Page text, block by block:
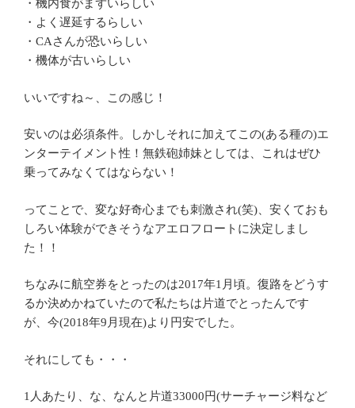
・機内食がまずいらしい
・よく遅延するらしい
・CAさんが恐いらしい
・機体が古いらしい
いいですね～、この感じ！
安いのは必須条件。しかしそれに加えてこの(ある種の)エ
ンターテイメント性！無鉄砲姉妹としては、これはぜひ
乗ってみなくてはならない！
ってことで、変な好奇心までも刺激され(笑)、安くておも
しろい体験ができそうなアエロフロートに決定しまし
た！！
ちなみに航空券をとったのは2017年1月頃。復路をどうす
るか決めかねていたので私たちは片道でとったんです
が、今(2018年9月現在)より円安でした。
それにしても・・・
1人あたり、な、なんと片道33000円(サーチャージ料など